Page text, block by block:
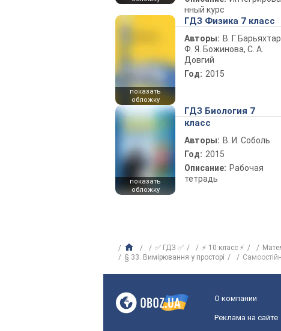
нный курс
показать
обложку
ГДЗ Физика 7 класс
Авторы: В. Г.
Ф. Я. Божинова, С. А.
Довгий
Год: 2015
показать
обложку
ГДЗ Биология 7
класс
Авторы: В. И. Соболь
Год: 2015
Описание: Рабочая
тетрадь
✅ ГДЗ ✅ ⚡ 10 класс ⚡
§ 33. Вимірювання у просторі
О компании
Реклама на сайте